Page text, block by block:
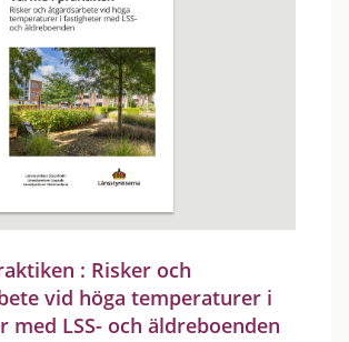
: Risker och
vid höga temperaturer i
med LSS- och äldreboenden